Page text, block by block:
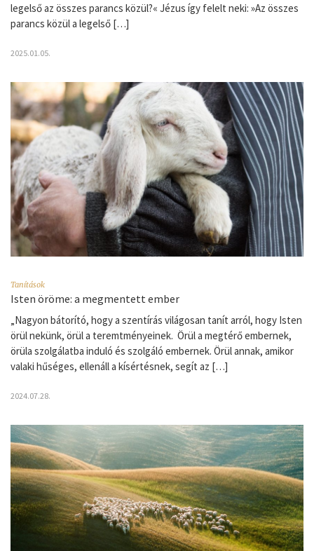
legelső az összes parancs közül?« Jézus így felelt neki: »Az összes
parancs közül a legelső […]
2025.01.05.
Tanítások
Isten öröme: a megmentett ember
„Nagyon bátorító, hogy a szentírás világosan tanít arról, hogy Isten
örül nekünk, örül a teremtményeinek. Örül a megtérő embernek,
örüla szolgálatba induló és szolgáló embernek. Örül annak, amikor
valaki hűséges, ellenáll a kísértésnek, segít az […]
2024.07.28.